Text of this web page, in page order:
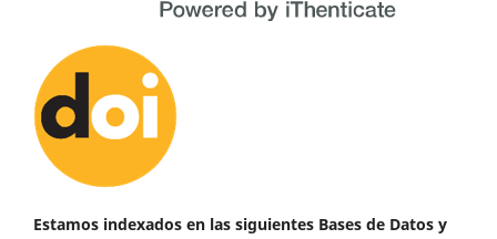
Estamos indexados en las siguientes Bases de Datos y